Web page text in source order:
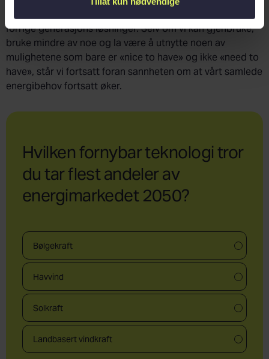
forrige generasjons løsninger. Selv om vi kan gjenbruke,
bruke mindre av noe og la være å utnytte noen av
mulighetene som bare er «nice to have» og ikke «need to
have», står vi fortsatt foran sannheten om at vårt samlede
energibehov fortsatt øker.
Hvilken fornybar teknologi tror
du tar flest andeler av
energimarkedet 2050?
Bølgekraft
Havvind
Solkraft
Landbasert vindkraft